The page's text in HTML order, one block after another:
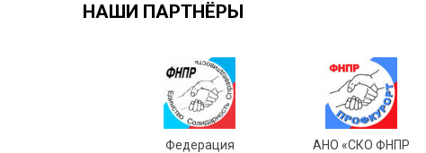
НАШИ ПАРТНЁРЫ
Федерация
АНО «СКО ФНПР